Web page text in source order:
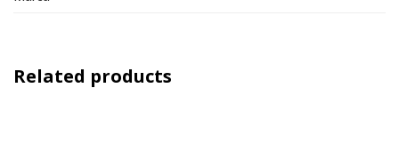
Related products